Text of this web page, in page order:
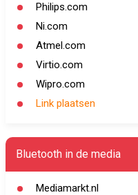
Philips.com
Ni.com
Atmel.com
Virtio.com
Wipro.com
Link plaatsen
Bluetooth in de media
Mediamarkt.nl